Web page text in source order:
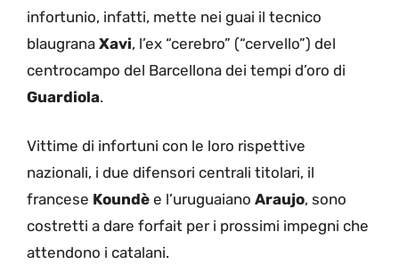
infortunio, infatti, mette nei guai il tecnico
blaugrana Xavi, l’ex “cerebro” (“cervello”) del
centrocampo del Barcellona dei tempi d’oro di
Guardiola.
Vittime di infortuni con le loro rispettive
nazionali, i due difensori centrali titolari, il
francese Koundè e l’uruguaiano Araujo, sono
costretti a dare forfait per i prossimi impegni che
attendono i catalani.